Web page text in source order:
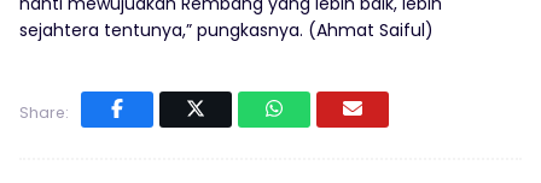
sejahtera tentunya,” pungkasnya. (Ahmat Saiful)
Share: